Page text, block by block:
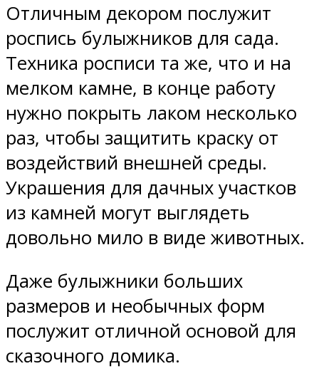
Отличным декором послужит
роспись булыжников для сада.
Техника росписи та же, что и на
мелком камне, в конце работу
нужно покрыть лаком несколько
раз, чтобы защитить краску от
воздействий внешней среды.
Украшения для дачных участков
из камней могут выглядеть
довольно мило в виде животных.
Даже булыжники больших
размеров и необычных форм
послужит отличной основой для
сказочного домика.